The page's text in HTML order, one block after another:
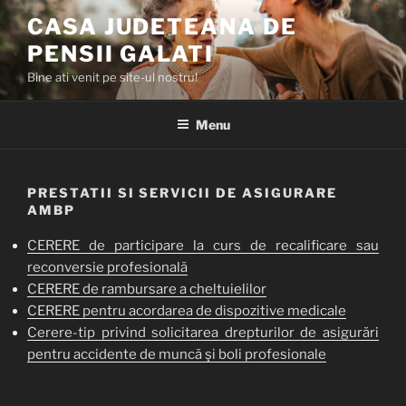
Skip
to
content
CASA JUDETEANA DE
PENSII GALATI
Bine ati venit pe site-ul nostru!
Menu
PRESTATII SI SERVICII DE ASIGURARE
AMBP
CERERE de participare la curs de recalificare sau
reconversie profesională
CERERE de rambursare a cheltuielilor
CERERE pentru acordarea de dispozitive medicale
Cerere-tip privind solicitarea drepturilor de asigurări
pentru accidente de muncă şi boli profesionale